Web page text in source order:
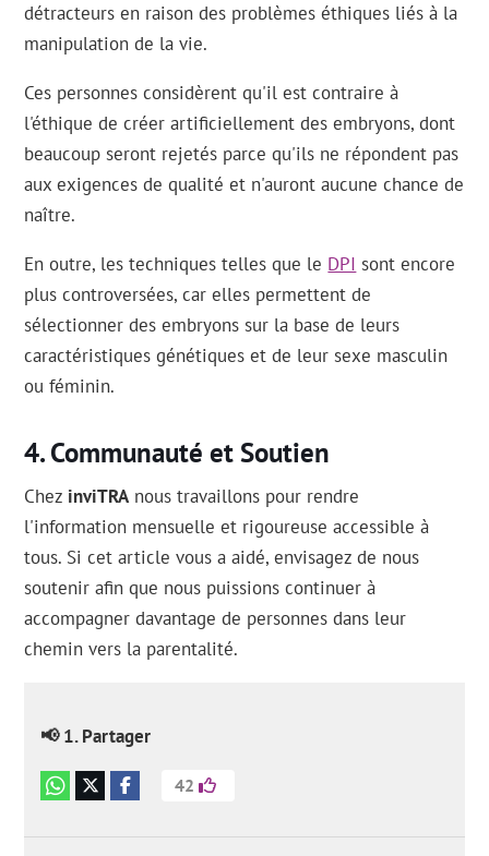
détracteurs en raison des problèmes éthiques liés à la
manipulation de la vie.
Ces personnes considèrent qu'il est contraire à
l'éthique de créer artificiellement des embryons, dont
beaucoup seront rejetés parce qu'ils ne répondent pas
aux exigences de qualité et n'auront aucune chance de
naître.
En outre, les techniques telles que le DPI sont encore
plus controversées, car elles permettent de
sélectionner des embryons sur la base de leurs
caractéristiques génétiques et de leur sexe masculin
ou féminin.
Communauté et Soutien
Chez inviTRA nous travaillons pour rendre
l'information mensuelle et rigoureuse accessible à
tous. Si cet article vous a aidé, envisagez de nous
soutenir afin que nous puissions continuer à
accompagner davantage de personnes dans leur
chemin vers la parentalité.
📢 1. Partager
42